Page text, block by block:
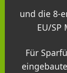
und die 8-
EU/SP
Für